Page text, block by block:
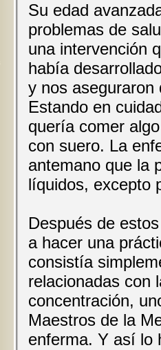
Su edad
problemas de
una intervención
había
y nos aseguraron
Estando en
quería comer
con suero. La
antemano que la
líquidos, excepto
Después de
a hacer una
consistía
relacionadas con
concentración,
Maestros de la
enferma. Y así lo